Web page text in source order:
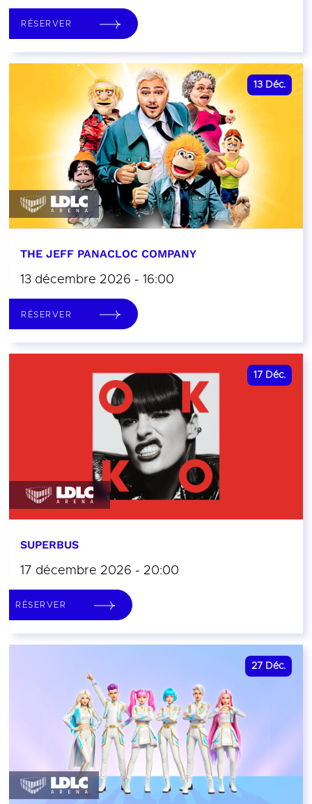
RÉSERVER
13 Déc.
THE JEFF PANACLOC COMPANY
13 décembre 2026 - 16:00
RÉSERVER
17 Déc.
SUPERBUS
17 décembre 2026 - 20:00
RÉSERVER
27 Déc.